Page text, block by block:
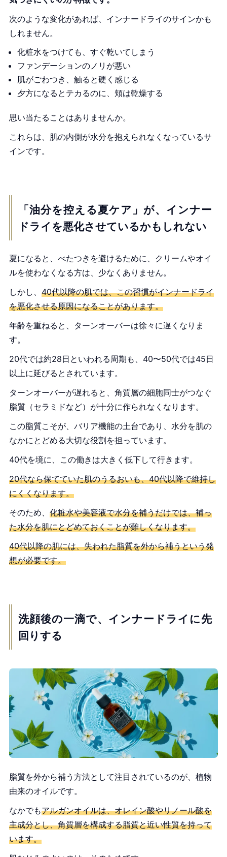
次のような変化があれば、インナードライのサインかも
しれません。
化粧水をつけても、すぐ乾いてしまう
ファンデーションのノリが悪い
肌がごわつき、触ると硬く感じる
夕方になるとテカるのに、頬は乾燥する
思い当たることはありませんか。
これらは、肌の内側が水分を抱えられなくなっているサ
インです。
「油分を控える夏ケア」が、インナー
ドライを悪化させているかもしれない
夏になると、べたつきを避けるために、クリームやオイ
ルを使わなくなる方は、少なくありません。
しかし、40代以降の肌では、この習慣がインナードライ
を悪化させる原因になることがあります。
年齢を重ねると、ターンオーバーは徐々に遅くなりま
す。
20代では約28日といわれる周期も、40〜50代では45日
以上に延びるとされています。
ターンオーバーが遅れると、角質層の細胞同士がつなぐ
脂質（セラミドなど）が十分に作られなくなります。
この脂質こそが、バリア機能の土台であり、水分を肌の
なかにとどめる大切な役割を担っています。
40代を境に、この働きは大きく低下して行きます。
20代なら保てていた肌のうるおいも、40代以降で維持し
にくくなります。
そのため、化粧水や美容液で水分を補うだけでは、補っ
た水分を肌にとどめておくことが難しくなります。
40代以降の肌には、失われた脂質を外から補うという発
想が必要です。
洗顔後の一滴で、インナードライに先
回りする
脂質を外から補う方法として注目されているのが、植物
由来のオイルです。
なかでもアルガンオイルは、オレイン酸やリノール酸を
主成分とし、角質層を構成する脂質と近い性質を持って
います。